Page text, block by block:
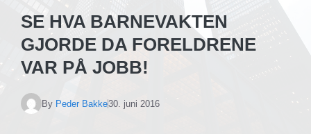
SE HVA BARNEVAKTEN
GJORDE DA FORELDRENE
VAR PÅ JOBB!
By Peder Bakke30. juni 2016